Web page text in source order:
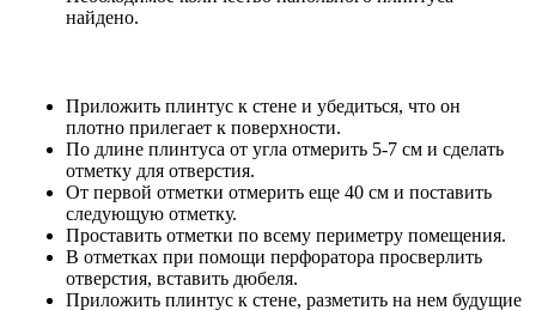
найдено.
Приложить плинтус к стене и убедиться, что он
плотно прилегает к поверхности.
По длине плинтуса от угла отмерить 5-7 см и сделать
отметку для отверстия.
От первой отметки отмерить еще 40 см и поставить
следующую отметку.
Проставить отметки по всему периметру помещения.
В отметках при помощи перфоратора просверлить
отверстия, вставить дюбеля.
Приложить плинтус к стене, разметить на нем будущие